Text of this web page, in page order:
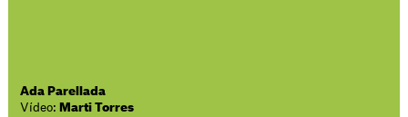
Ada Parellada
Vídeo: Marti Torres